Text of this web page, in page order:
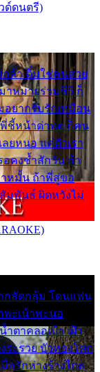
ด์ดนตรี)
กล้า ติ๋มใช่คนสวย
าหมายร่วมชีวี ก็
อยากรับรักเหมือน
ชี้หน้าด่าทอ ก็คน
ยหนอ แค่ตัวเรา
คงช้ำสักวัน ถ้า
าหมั้น ถ้าพี่สู่ขอ
มพันธ์ ผิดหวังไม่
กลัดกลุ้ม โดนแฟน
พะเน้าพะนอ
ำตาคลอเบ้า เฝ้า
ะรวย บัวทองโศก
มื่อรักห่างร้างไกล